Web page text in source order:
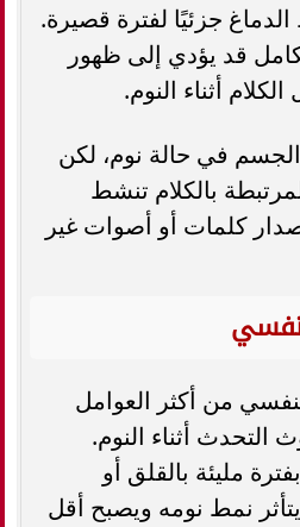
جزئيًا لفترة قصيرة.
قد يؤدي إلى ظهور
أثناء النوم.
في حالة نوم، لكن
بالكلام تنشط
كلمات أو أصوات غير
من أكثر العوامل
التحدث أثناء النوم.
مليئة بالقلق أو
نمط نومه ويصبح أقل